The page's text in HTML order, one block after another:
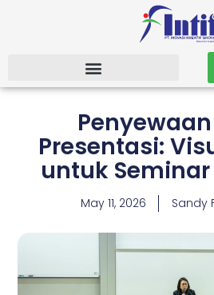
Presentasi:
untuk
May 11, 2026 Sandy